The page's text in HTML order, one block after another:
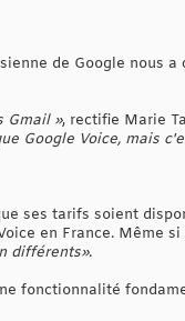
de Google nous
Gmail », rectifie Marie
Google Voice, mais
ses tarifs soient
en France. Même
différents».
fonctionnalité